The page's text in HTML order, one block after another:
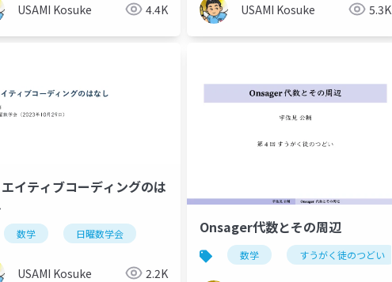
USAMI Kosuke 4.4K USAMI Kosuke 5.3K
リズム scis 数学
イティブコーディングのは
数学 日曜数学会
USAMI Kosuke 2.2K
Onsager代数とその周辺
数学 すうがく徒のつどい